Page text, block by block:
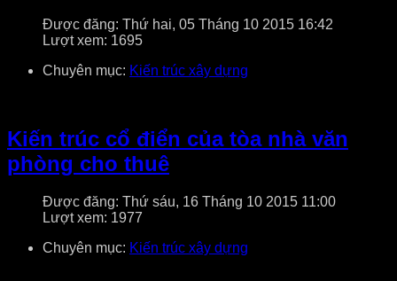
Được đăng: Thứ hai, 05 Tháng 10 2015 16:42
Lượt xem: 1695
Chuyên mục: Kiến trúc xây dựng
Kiến trúc cổ điển của tòa nhà văn
phòng cho thuê
Được đăng: Thứ sáu, 16 Tháng 10 2015 11:00
Lượt xem: 1977
Chuyên mục: Kiến trúc xây dựng